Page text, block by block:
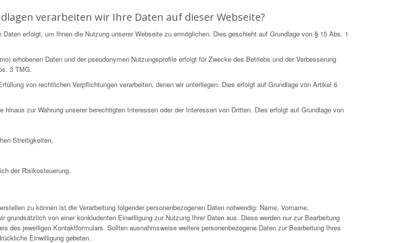
verarbeiten wir Ihre Daten auf dieser Webseite?
erfolgt, um Ihnen die Nutzung unserer Webseite zu ermöglichen. Dies geschieht auf Grundlage von § 15 Abs. 1
erhobenen Daten und der pseudonymen Nutzungsprofile erfolgt für Zwecke des Betriebs und der Verbesserung
3 TMG.
von rechtlichen Verpflichtungen verarbeiten, denen wir unterliegen. Dies erfolgt auf Grundlage von Artikel 6
zur Wahrung unserer berechtigten Interessen oder der Interessen von Dritten. Dies erfolgt auf Grundlage von
Streitigkeiten,
der Risikosteuerung.
zu können ist die Verarbeitung folgender personenbezogenen Daten notwendig: Name, Vorname,
von einer konkludenten Einwilligung zur Nutzung Ihrer Daten aus. Diese werden nur zur Bearbeitung
des jeweiligen Kontaktformulars. Sollten ausnahmsweise weitere personenbezogene Daten zur Bearbeitung Ihres
Einwilligung gebeten.